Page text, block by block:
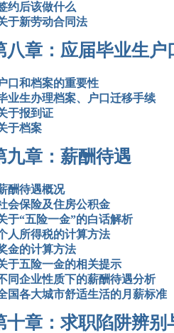
约后该做什么
于新劳动合同法
八章：应届毕业生户
口和档案的重要性
业生办理档案、户口迁移手续
于报到证
于档案
九章：薪酬待遇
酬待遇概况
会保险及住房公积金
于“五险一金”的白话解析
人所得税的计算方法
金的计算方法
于五险一金的相关提示
同企业性质下的薪酬待遇分析
国各大城市舒适生活的月薪标准
十章：求职陷阱辨别